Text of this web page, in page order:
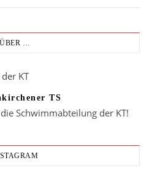
ÜBER …
TS
Schwimmabteilung der KT!